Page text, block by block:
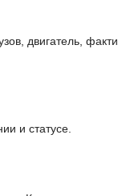
двигатель,
и статусе.